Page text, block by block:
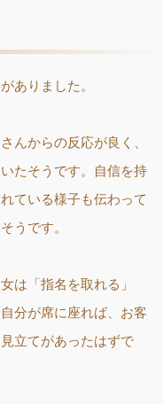
ありました。
んからの反応が良く、
たそうです。自信を持
ている様子も伝わって
うです。
は「指名を取れる」
分が席に座れば、お客
立てがあったはずで